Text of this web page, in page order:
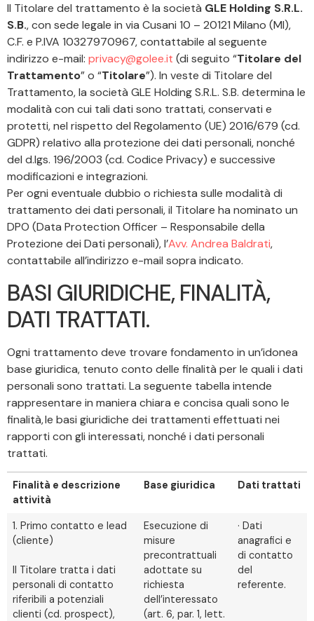
Il Titolare del trattamento è la società GLE Holding S.R.L.
S.B., con sede legale in via Cusani 10 – 20121 Milano (MI),
C.F. e P.IVA 10327970967, contattabile al seguente
indirizzo e-mail: privacy@golee.it (di seguito “Titolare del
Trattamento” o “Titolare”). In veste di Titolare del
Trattamento, la società GLE Holding S.R.L. S.B. determina le
modalità con cui tali dati sono trattati, conservati e
protetti, nel rispetto del Regolamento (UE) 2016/679 (cd.
GDPR) relativo alla protezione dei dati personali, nonché
del d.lgs. 196/2003 (cd. Codice Privacy) e successive
modificazioni e integrazioni.
Per ogni eventuale dubbio o richiesta sulle modalità di
trattamento dei dati personali, il Titolare ha nominato un
DPO (Data Protection Officer – Responsabile della
Protezione dei Dati personali), l’Avv. Andrea Baldrati,
contattabile all’indirizzo e-mail sopra indicato.
BASI GIURIDICHE, FINALITÀ,
DATI TRATTATI.
Ogni trattamento deve trovare fondamento in un’idonea
base giuridica, tenuto conto delle finalità per le quali i dati
personali sono trattati. La seguente tabella intende
rappresentare in maniera chiara e concisa quali sono le
finalità, le basi giuridiche dei trattamenti effettuati nei
rapporti con gli interessati, nonché i dati personali
trattati.
Finalità e descrizione
attività
Base giuridica Dati trattati
1. Primo contatto e lead
(cliente)
Il Titolare tratta i dati
personali di contatto
riferibili a potenziali
clienti (cd. prospect),
Esecuzione di
misure
precontrattuali
adottate su
richiesta
dell’interessato
(art. 6, par. 1, lett.
· Dati
anagrafici e
di contatto
del
referente.